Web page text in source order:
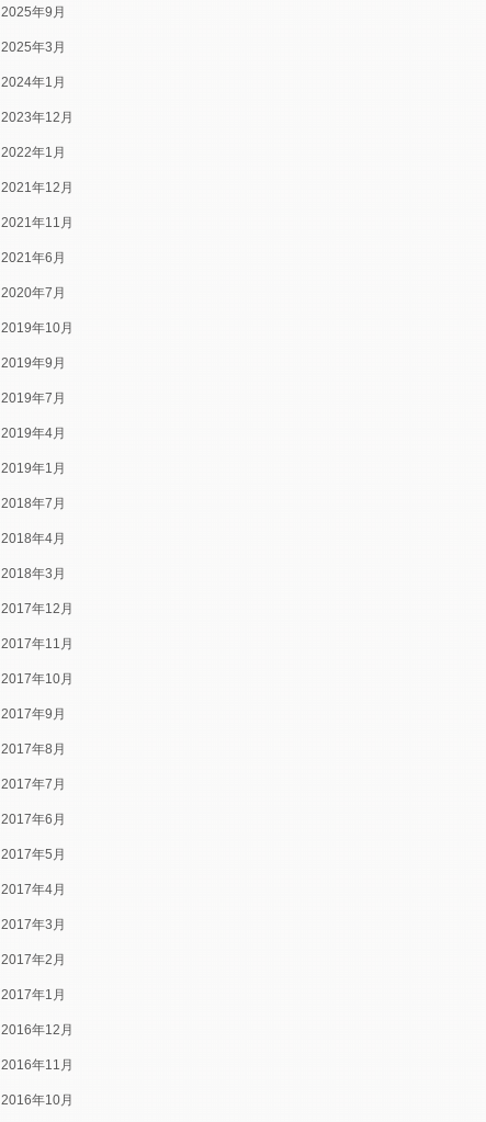
2025年9月
2025年3月
2024年1月
2023年12月
2022年1月
2021年12月
2021年11月
2021年6月
2020年7月
2019年10月
2019年9月
2019年7月
2019年4月
2019年1月
2018年7月
2018年4月
2018年3月
2017年12月
2017年11月
2017年10月
2017年9月
2017年8月
2017年7月
2017年6月
2017年5月
2017年4月
2017年3月
2017年2月
2017年1月
2016年12月
2016年11月
2016年10月